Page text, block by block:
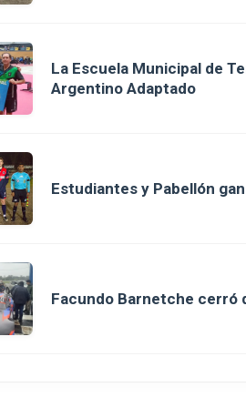
La Escuela Municipal de
Argentino Adaptado
Estudiantes y Pabellón
Facundo Barnetche cerró